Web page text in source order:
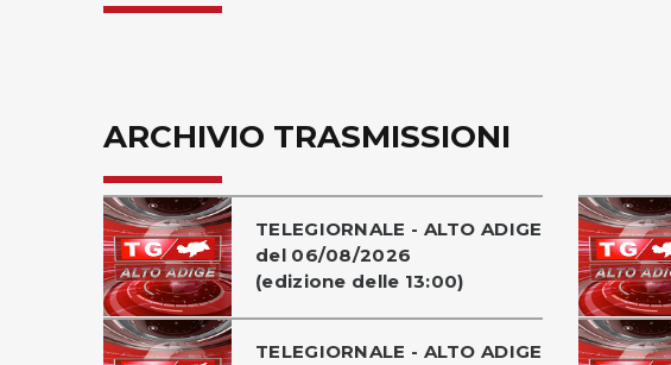
ARCHIVIO TRASMISSIONI
TELEGIORNALE - ALTO ADIGE
del 06/08/2026
(edizione delle 13:00)
TELEGIORNALE - ALTO ADIGE